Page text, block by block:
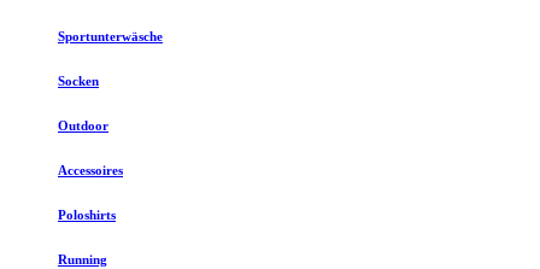
Sportunterwäsche
Socken
Outdoor
Accessoires
Poloshirts
Running